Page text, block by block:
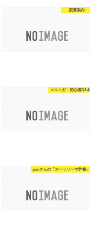
読書案内
メルマガ・初心者Q&A
pariさんの「オーラソーマ辞書」